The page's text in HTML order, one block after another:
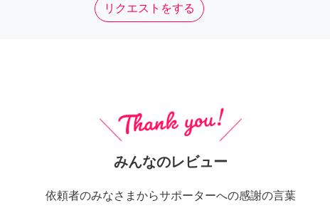
リクエストをする
みんなのレビュー
依頼者のみなさまからサポーターへの感謝の言葉